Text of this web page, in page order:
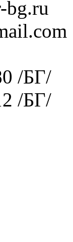
bg.ru
/БГ/
/БГ/